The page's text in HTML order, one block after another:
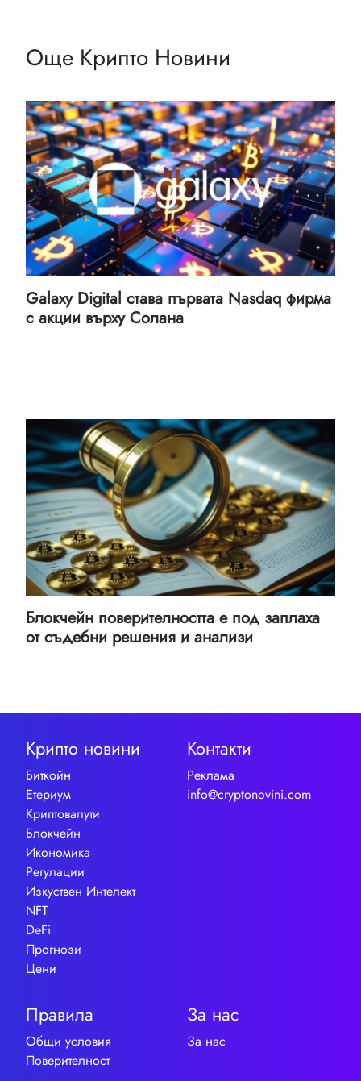
Още Крипто Новини
Galaxy Digital става първата Nasdaq фирма
с акции върху Солана
Блокчейн поверителността е под заплаха
от съдебни решения и анализи
Крипто новини
Биткойн
Етериум
Криптовалути
Блокчейн
Икономика
Регулации
Изкуствен Интелект
NFT
DeFi
Прогнози
Цени
Контакти
Реклама
info@cryptonovini.com
Правила
Общи условия
Поверителност
За нас
За нас